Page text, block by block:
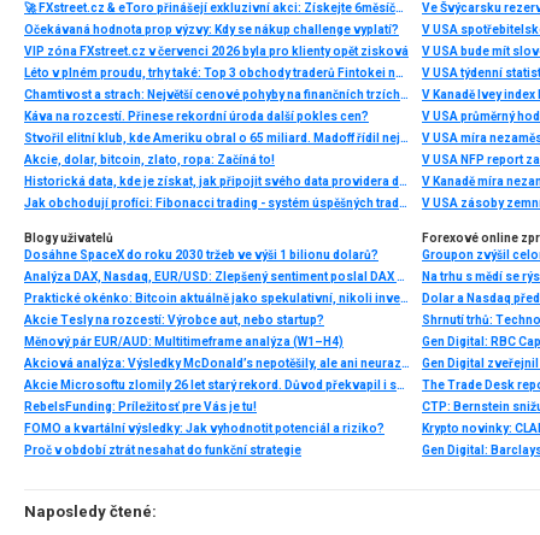
🚀 FXstreet.cz & eToro přinášejí exkluzivní akci: Získejte 6měsíční členství ve VIP zóně ZDARMA
Očekávaná hodnota prop výzvy: Kdy se nákup challenge vyplatí?
VIP zóna FXstreet.cz v červenci 2026 byla pro klienty opět zisková
Léto v plném proudu, trhy také: Top 3 obchody traderů Fintokei na indexech a zlatě
Chamtivost a strach: Největší cenové pohyby na finančních trzích (červenec 2026)
Káva na rozcestí. Přinese rekordní úroda další pokles cen?
Stvořil elitní klub, kde Ameriku obral o 65 miliard. Madoff řídil největší Ponzi dějin
Akcie, dolar, bitcoin, zlato, ropa: Začíná to!
Historická data, kde je získat, jak připojit svého data providera do MultiCharts a proč je budeme potřebovat? (4. díl)
Jak obchodují profíci: Fibonacci trading - systém úspěšných traderů
Ve Švýcarsku
V USA
V USA bude mít
V USA týdenní
V Kanadě Ivey index
V USA průměrný
V USA míra
V USA NFP report
V Kanadě míra
V USA zásoby
Blogy uživatelů
Dosáhne SpaceX do roku 2030 tržeb ve výši 1 bilionu dolarů?
Analýza DAX, Nasdaq, EUR/USD: Zlepšený sentiment poslal DAX na nová maxima
Praktické okénko: Bitcoin aktuálně jako spekulativní, nikoli investiční aktivum
Akcie Tesly na rozcestí: Výrobce aut, nebo startup?
Měnový pár EUR/AUD: Multitimeframe analýza (W1–H4)
Akciová analýza: Výsledky McDonald’s nepotěšily, ale ani neurazily. Jakou vizi společnost prezentovala?
Akcie Microsoftu zlomily 26 let starý rekord. Důvod překvapil i samotné investory
RebelsFunding: Príležitosť pre Vás je tu!
FOMO a kvartální výsledky: Jak vyhodnotit potenciál a riziko?
Proč v období ztrát nesahat do funkční strategie
Forexové online
Dolar a Nasdaq
Naposledy čtené: